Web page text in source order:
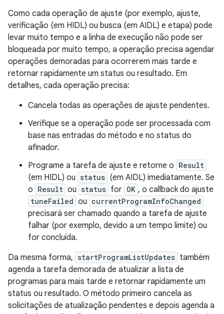
Como cada operação de ajuste (por exemplo, ajuste,
verificação (em HIDL) ou busca (em AIDL) e etapa) pode
levar muito tempo e a linha de execução não pode ser
bloqueada por muito tempo, a operação precisa agendar
operações demoradas para ocorrerem mais tarde e
retornar rapidamente um status ou resultado. Em
detalhes, cada operação precisa:
Cancela todas as operações de ajuste pendentes.
Verifique se a operação pode ser processada com
base nas entradas do método e no status do
afinador.
Programe a tarefa de ajuste e retorne o Result
(em HIDL) ou status (em AIDL) imediatamente. Se
o Result ou status for OK , o callback do ajuste
tuneFailed ou currentProgramInfoChanged
precisará ser chamado quando a tarefa de ajuste
falhar (por exemplo, devido a um tempo limite) ou
for concluída.
Da mesma forma, startProgramListUpdates também
agenda a tarefa demorada de atualizar a lista de
programas para mais tarde e retornar rapidamente um
status ou resultado. O método primeiro cancela as
solicitações de atualização pendentes e depois agenda a